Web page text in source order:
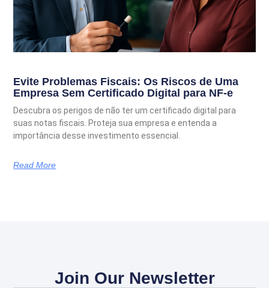
Evite Problemas Fiscais: Os Riscos de Uma
Empresa Sem Certificado Digital para NF-e
Descubra os perigos de não ter um certificado digital para
suas notas fiscais. Proteja sua empresa e entenda a
importância desse investimento essencial.
Read More
Join Our Newsletter